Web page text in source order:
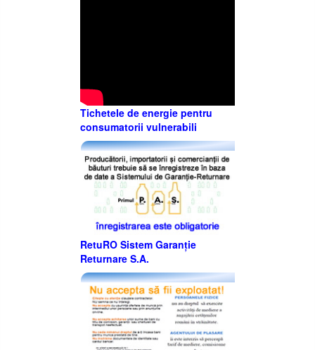
Tichetele de energie pentru
consumatorii vulnerabili
RetuRO Sistem Garanție
Returnare S.A.